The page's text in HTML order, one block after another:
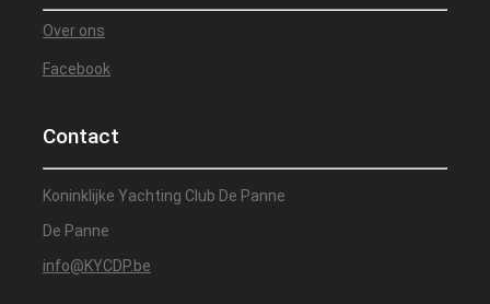
Over ons
Facebook
Contact
Koninklijke Yachting Club De Panne
De Panne
info@KYCDP.be